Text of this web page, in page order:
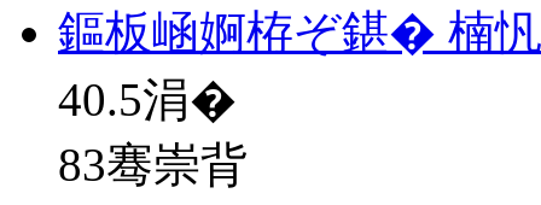
鏂板崡婀栫ぞ鍖� 楠
40.5涓�
83骞崇背